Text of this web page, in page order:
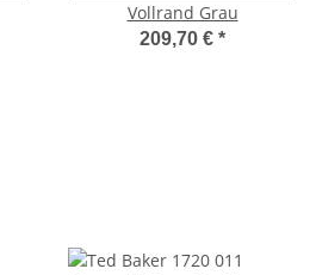
Vollrand Grau
209,70 € *